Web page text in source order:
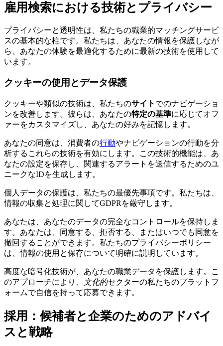
雇用検索における技術とプライバシー
プライバシーと透明性は、私たちの職業的マッチングサービ
スの基本的な柱です。私たちは、あなたの情報を保護しなが
ら、あなたの体験を最適化するために最新の技術を使用して
います。
クッキーの使用とデータ保護
クッキーや類似の技術は、私たちのサイト でのナビゲーショ
ンを改善します。彼らは、あなたの特定の基準に応じてオフ
ァーをカスタマイズし、あなたの好みを記憶します。
あなたの同意は、消費者の行動やナビゲーションの行動を分
析するこれらの技術を有効にします。この技術的機能は、あ
なたの設定を保存し、関連するアラートを送信するためのユ
ニークなIDを生成します。
個人データの保護は、私たちの最優先事項です。私たちは、
情報の収集と処理に関してGDPRを厳守します。
あなたは、あなたのデータの完全なコントロールを保持しま
す。あなたは、同意する、拒否する、またはいつでも同意を
撤回することができます。私たちのプライバシーポリシー
は、情報の使用と保存について明確に説明しています。
高度な暗号化技術が、あなたの職業データを保護します。こ
のアプローチにより、
文化的セクターの私たちのプラットフ
ォームで自信を持って応募できます。
採用：候補者と企業のためのアドバイ
スと戦略